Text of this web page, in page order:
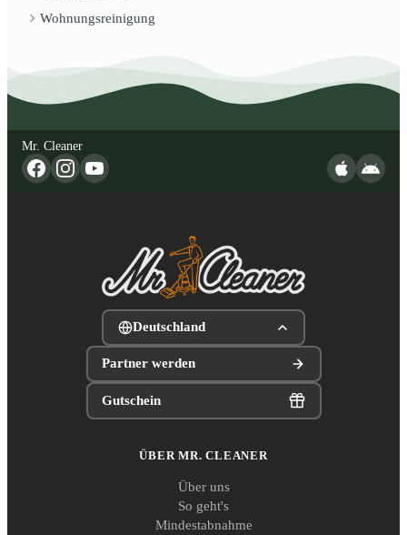
Wohnungsreinigung
Mr. Cleaner
Deutschland
Partner werden
Gutschein
ÜBER MR. CLEANER
Über uns
So geht's
Mindestabnahme